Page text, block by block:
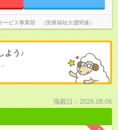
ビス事業部 （医療福祉介護関連）
よう♪
掲載日：2026.08.06